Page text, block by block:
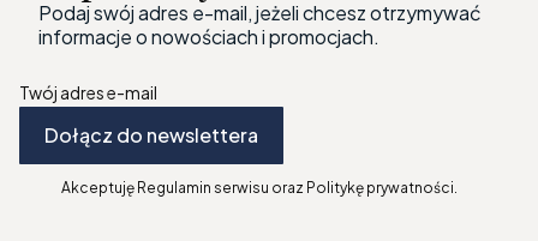
Podaj swój adres e-mail, jeżeli chcesz otrzymywać
informacje o nowościach i promocjach.
Twój adres e-mail
Dołącz do newslettera
Akceptuję Regulamin serwisu oraz Politykę prywatności.